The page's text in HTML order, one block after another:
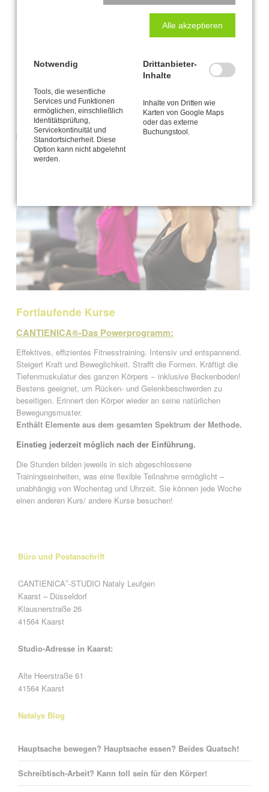
JEDE Cantienica®-Kursstunde ist
„Tigerfeeling. Das Rückenprogramm für sie und ihn.“ Benita
Cantieni, Südwest Verlag
Fortlaufende Kurse
CANTIENICA®-Das Powerprogramm:
Effektives, effizientes Fitnesstraining. Intensiv und entspannend.
Steigert Kraft und Beweglichkeit. Strafft die Formen. Kräftigt die
Tiefenmuskulatur des ganzen Körpers − inklusive Beckenboden!
Bestens geeignet, um Rücken- und Gelenkbeschwerden zu
beseitigen. Erinnert den Körper wieder an seine natürlichen
Bewegungsmuster.
Enthält Elemente aus dem gesamten Spektrum der Methode.
Einstieg jederzeit möglich nach der Einführung.
Die Stunden bilden jeweils in sich abgeschlossene
Trainingseinheiten, was eine flexible Teilnahme ermöglicht –
unabhängig von Wochentag und Uhrzeit. Sie können jede Woche
einen anderen Kurs/ andere Kurse besuchen!
Büro und Postanschrift
CANTIENICA®-STUDIO Nataly Leufgen
Kaarst – Düsseldorf
Klausnerstraße 26
41564 Kaarst
Studio-Adresse in Kaarst:
Alte Heerstraße 61
41564 Kaarst
Natalys Blog
Hauptsache bewegen? Hauptsache essen? Beides Quatsch!
Schreibtisch-Arbeit? Kann toll sein für den Körper!
Alle akzeptieren
Notwendig
Tools, die wesentliche
Services und Funktionen
ermöglichen, einschließlich
Identitätsprüfung,
Servicekontinuität und
Standortsicherheit. Diese
Option kann nicht abgelehnt
werden.
Drittanbieter-
Inhalte
Inhalte von Dritten wie
Karten von Google Maps
oder das externe
Buchungstool.